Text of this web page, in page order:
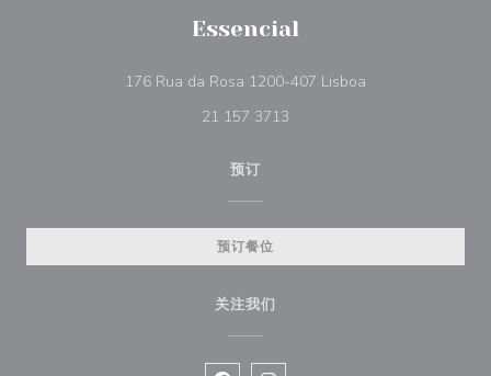
Essencial
176 Rua da Rosa 1200-407 Lisboa
21 157 3713
预订
预订餐位
关注我们